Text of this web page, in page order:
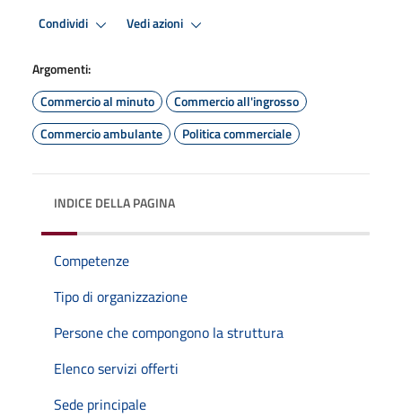
Condividi Vedi azioni
Argomenti:
Commercio al minuto
Commercio all'ingrosso
Commercio ambulante
Politica commerciale
INDICE DELLA PAGINA
Competenze
Tipo di organizzazione
Persone che compongono la struttura
Elenco servizi offerti
Sede principale